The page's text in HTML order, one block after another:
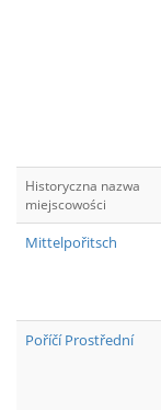
Historyczna nazwa
miejscowości
Mittelpořitsch
Poříčí Prostřední